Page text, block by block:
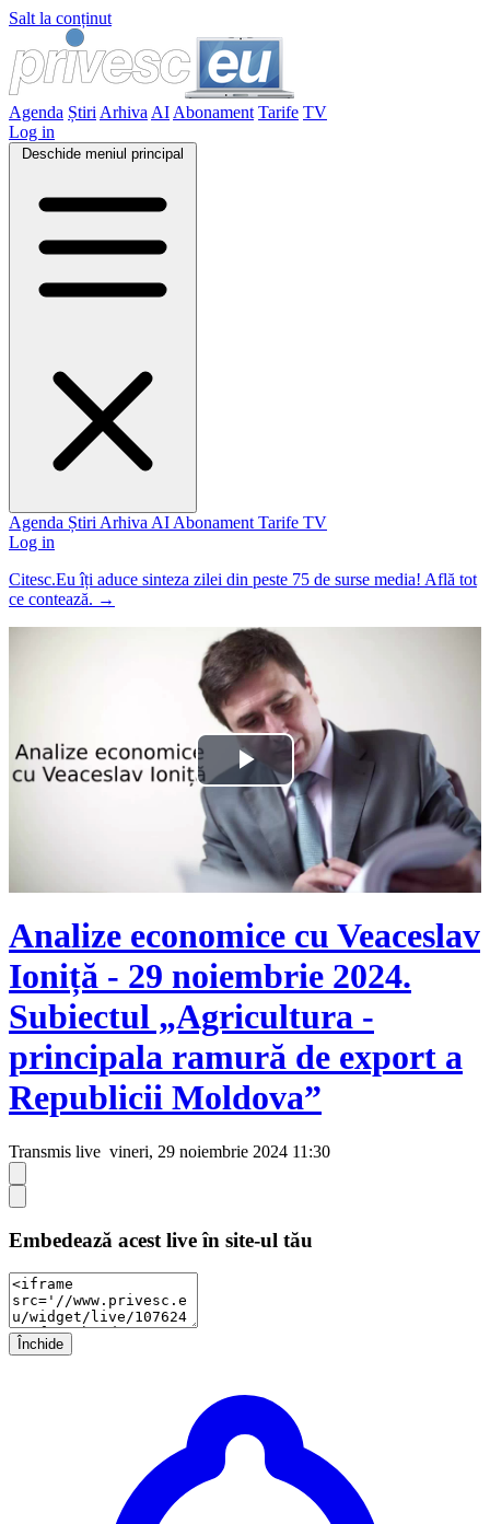
Salt la conținut
Agenda Știri Arhiva AI Abonament Tarife TV
Log in
Deschide meniul principal
Agenda Știri Arhiva AI Abonament Tarife TV
Log in
Citesc.Eu îți aduce sinteza zilei din peste 75 de surse media! Află tot
ce contează. →
Play
Video
Analize economice cu Veaceslav
Ioniță - 29 noiembrie 2024.
Subiectul „Agricultura -
principala ramură de export a
Republicii Moldova”
Transmis live vineri, 29 noiembrie 2024 11:30
Embedează acest live în site-ul tău
Închide